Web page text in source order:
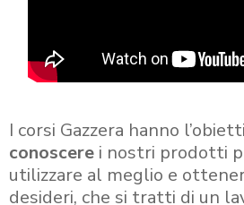
I corsi Gazzera hanno
conoscere i nostri prodotti
utilizzare al meglio e
desideri, che si tratti di un